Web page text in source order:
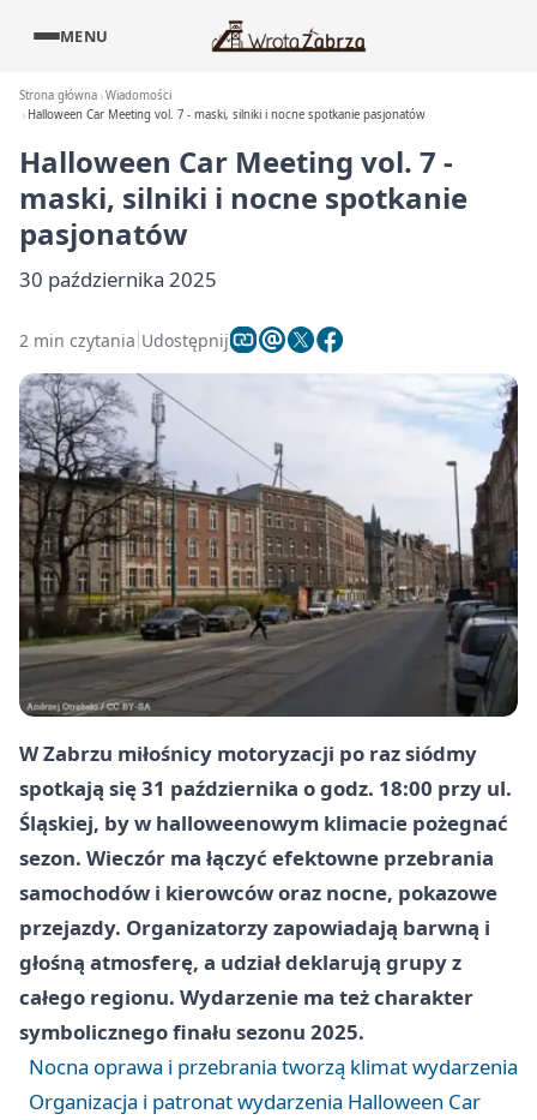
MENU
Strona główna Wiadomości
Halloween Car Meeting vol. 7 - maski, silniki i nocne spotkanie pasjonatów
Halloween Car Meeting vol. 7 -
maski, silniki i nocne spotkanie
pasjonatów
30 października 2025
2 min czytania Udostępnij
W Zabrzu miłośnicy motoryzacji po raz siódmy
spotkają się 31 października o godz. 18:00 przy ul.
Śląskiej, by w halloweenowym klimacie pożegnać
sezon. Wieczór ma łączyć efektowne przebrania
samochodów i kierowców oraz nocne, pokazowe
przejazdy. Organizatorzy zapowiadają barwną i
głośną atmosferę, a udział deklarują grupy z
całego regionu. Wydarzenie ma też charakter
symbolicznego finału sezonu 2025.
Nocna oprawa i przebrania tworzą klimat wydarzenia
Organizacja i patronat wydarzenia Halloween Car